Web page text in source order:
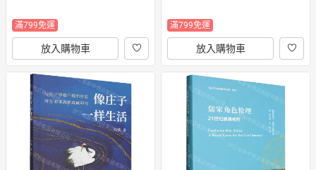
滿799免運
放入購物車
滿799免運
放入購物車